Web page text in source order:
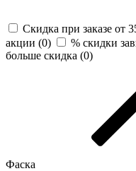
Скидка при заказе от
акции (0)
% скидки
больше скидка (0)
Фаска